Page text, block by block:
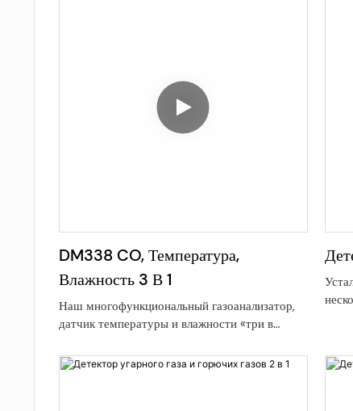
DM338 CO, Температура,
Влажность 3 В 1
Наш многофункциональный газоанализатор,
датчик температуры и влажности «три в
угарного газа (CO), температуры и влажности